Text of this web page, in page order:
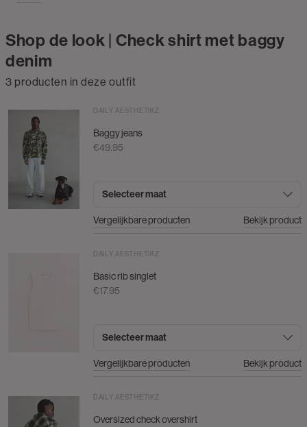
Shop de look | Check shirt met baggy
denim
3 producten in deze outfit
DAILY AESTHETIKZ
Baggy jeans
€49.95
Selecteer maat
Vergelijkbare producten Bekijk product
DAILY AESTHETIKZ
Basic rib singlet
€17.95
Selecteer maat
Vergelijkbare producten Bekijk product
DAILY AESTHETIKZ
Oversized check overshirt